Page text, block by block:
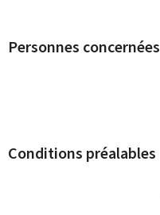
Personnes concernées
Conditions préalables